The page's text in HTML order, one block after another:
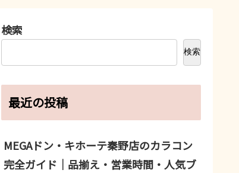
検索
検索
最近の投稿
MEGAドン・キホーテ秦野店のカラコン
完全ガイド｜品揃え・営業時間・人気ブ